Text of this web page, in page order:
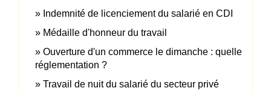
Indemnité de licenciement du salarié en CDI
Médaille d'honneur du travail
Ouverture d'un commerce le dimanche : quelle
réglementation ?
Travail de nuit du salarié du secteur privé